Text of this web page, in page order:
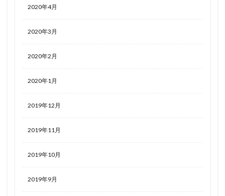
2020年4月
2020年3月
2020年2月
2020年1月
2019年12月
2019年11月
2019年10月
2019年9月